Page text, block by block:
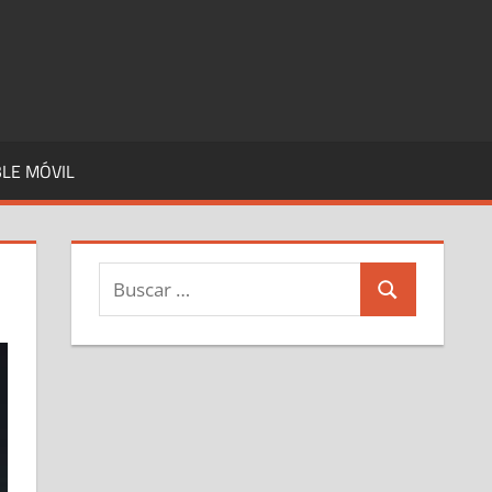
MÓVIL
Buscar:
Buscar